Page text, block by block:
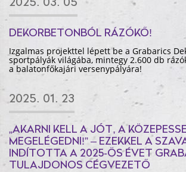
2025. 03. 05
DEKORBETONBÓL RÁZÓKŐ!
Izgalmas projekttel lépett be a Grabarics
sportpályák világába, mintegy 2.600 db
a balatonfőkajári versenypályára!
2025. 01. 23
„AKARNI KELL A JÓT, A
MEGELÉGEDNI!” – EZEKKEL A
INDÍTOTTA A 2025-ÖS ÉVET
TULAJDONOS CÉGVEZETŐ